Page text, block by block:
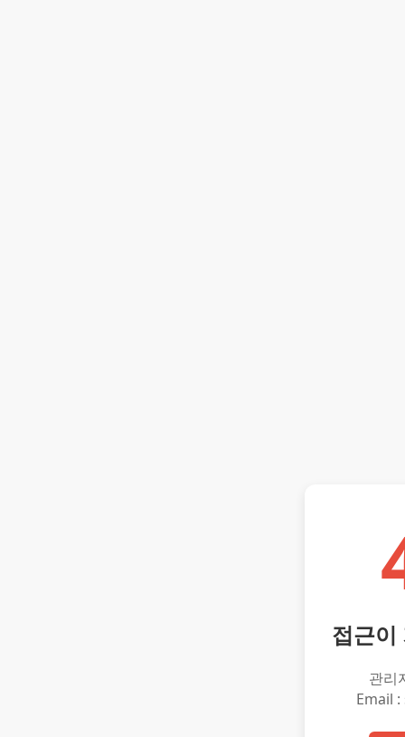
접근이
관리
Email